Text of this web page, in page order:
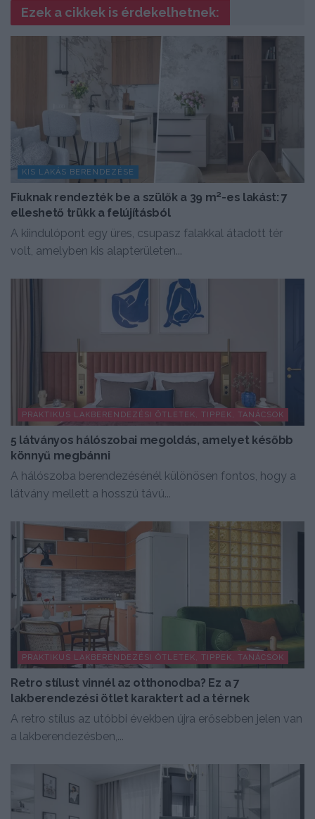
Ezek a cikkek is érdekelhetnek:
KIS LAKÁS BERENDEZÉSE
Fiuknak rendezték be a szülők a 39 m²-es lakást: 7
elleshető trükk a felújításból
A kiindulópont egy üres, csupasz falakkal átadott tér
volt, amelyben kis alapterületen...
PRAKTIKUS LAKBERENDEZÉSI ÖTLETEK, TIPPEK, TANÁCSOK
5 látványos hálószobai megoldás, amelyet később
könnyű megbánni
A hálószoba berendezésénél különösen fontos, hogy a
látvány mellett a hosszú távú...
PRAKTIKUS LAKBERENDEZÉSI ÖTLETEK, TIPPEK, TANÁCSOK
Retro stílust vinnél az otthonodba? Ez a 7
lakberendezési ötlet karaktert ad a térnek
A retro stílus az utóbbi években újra erősebben jelen van
a lakberendezésben,...